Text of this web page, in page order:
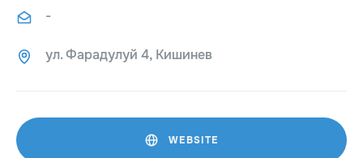
-
ул. Фарадулуй 4, Кишинев
WEBSITE